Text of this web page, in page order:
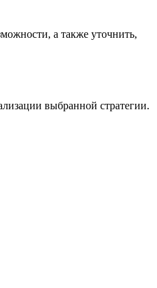
а также уточнить,
выбранной стратегии.